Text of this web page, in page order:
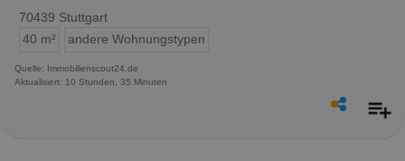
70439 Stuttgart
40 m²
andere Wohnungstypen
Quelle: Immobilienscout24.de
Aktualisiert: 10 Stunden, 35 Minuten